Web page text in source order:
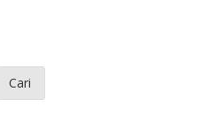
Cari